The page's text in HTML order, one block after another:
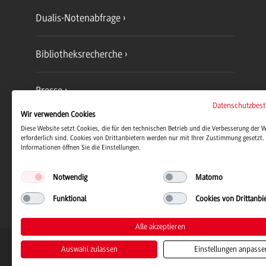
Dualis-Notenabfrage
Bibliotheksrecherche
Presse
Jobs und Karriere
Duale Hochschule Baden-
© 2026 Duale Hochschule Baden-
Wir verwenden Cookies
Diese Website setzt Cookies, die für den technischen Betrieb und die Verbesserung der
erforderlich sind. Cookies von Drittanbietern werden nur mit Ihrer Zustimmung gesetzt.
Informationen öffnen Sie die Einstellungen.
Notwendig Matomo
Funktional Cookies von
Alle akzeptieren
Auswahl zulassen Einstellungen